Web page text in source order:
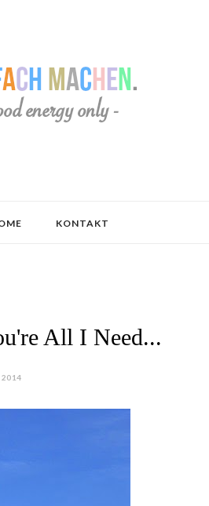
KONTAKT
All I Need...